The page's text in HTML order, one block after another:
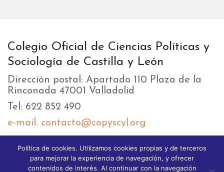
Colegio Oficial de Ciencias Políticas y
Sociología de Castilla y León
Dirección postal: Apartado 110 Plaza de la
Rinconada 47001 Valladolid
Tel: 622 852 490
e-mail: contacto@copyscyl.org
LIKEBOX
Política de cookies. Utilizamos cookies propias y de terceros
para mejorar la experiencia de navegación, y ofrecer
contenidos de interés. Al continuar con la navegación